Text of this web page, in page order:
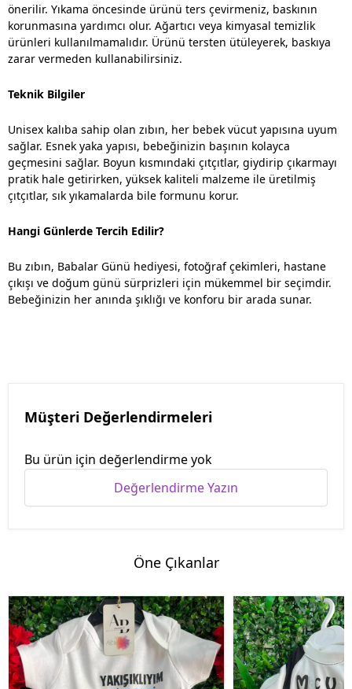
önerilir. Yıkama öncesinde ürünü ters çevirmeniz, baskının
korunmasına yardımcı olur. Ağartıcı veya kimyasal temizlik
ürünleri kullanılmamalıdır. Ürünü tersten ütüleyerek, baskıya
zarar vermeden kullanabilirsiniz.
Teknik Bilgiler
Unisex kalıba sahip olan zıbın, her bebek vücut yapısına uyum
sağlar. Esnek yaka yapısı, bebeğinizin başının kolayca
geçmesini sağlar. Boyun kısmındaki çıtçıtlar, giydirip çıkarmayı
pratik hale getirirken, yüksek kaliteli malzeme ile üretilmiş
çıtçıtlar, sık yıkamalarda bile formunu korur.
Hangi Günlerde Tercih Edilir?
Bu zıbın, Babalar Günü hediyesi, fotoğraf çekimleri, hastane
çıkışı ve doğum günü sürprizleri için mükemmel bir seçimdir.
Bebeğinizin her anında şıklığı ve konforu bir arada sunar.
Müşteri Değerlendirmeleri
Bu ürün için değerlendirme yok
Değerlendirme Yazın
Öne Çıkanlar